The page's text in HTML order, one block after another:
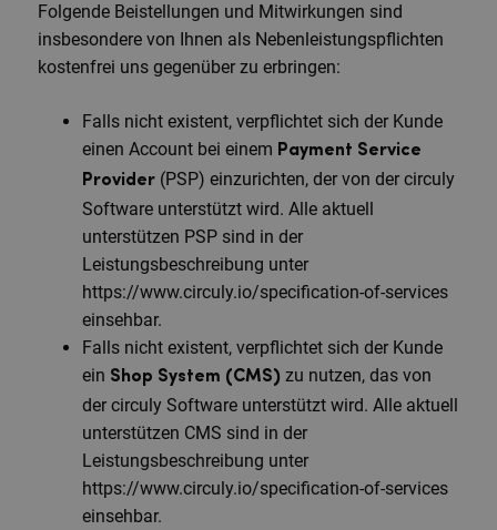
Folgende Beistellungen und Mitwirkungen sind
insbesondere von Ihnen als Nebenleistungspflichten
kostenfrei uns gegenüber zu erbringen:
Falls nicht existent, verpflichtet sich der Kunde
einen Account bei einem Payment Service
Provider (PSP) einzurichten, der von der circuly
Software unterstützt wird. Alle aktuell
unterstützen PSP sind in der
Leistungsbeschreibung unter
https://www.circuly.io/specification-of-services
einsehbar.
Falls nicht existent, verpflichtet sich der Kunde
ein Shop System (CMS) zu nutzen, das von
der circuly Software unterstützt wird. Alle aktuell
unterstützen CMS sind in der
Leistungsbeschreibung unter
https://www.circuly.io/specification-of-services
einsehbar.